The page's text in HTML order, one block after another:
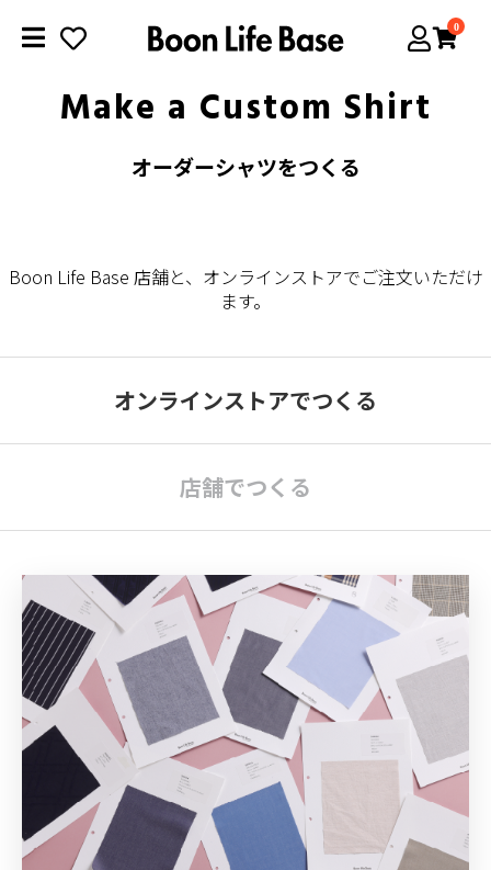
0
Make a Custom Shirt
オーダーシャツをつくる
Boon Life Base 店舗と、オンラインストアでご注文いただけ
ます。
オンラインストアでつくる
店舗でつくる